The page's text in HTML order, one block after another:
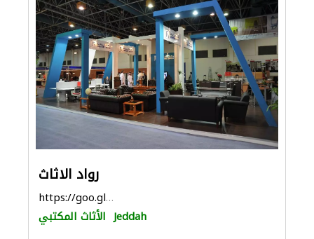
رواد الاثاث
https://goo.gl/maps/i799sv9nxSKBEKPF6
الأثاث المكتبي Jeddah